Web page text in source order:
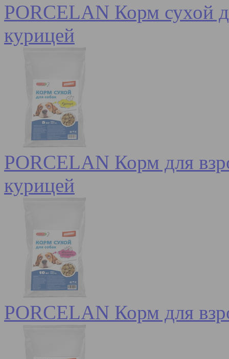
PORCELAN Корм сухой
курицей
PORCELAN Корм для
курицей
PORCELAN Корм для